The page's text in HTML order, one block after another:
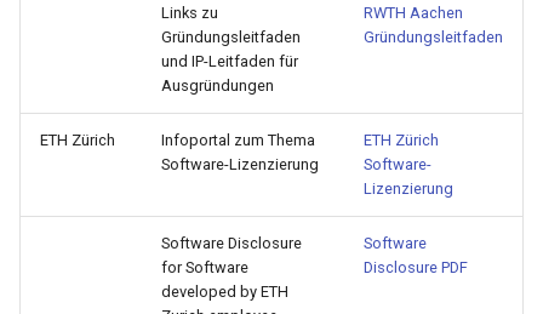
Links zu
Gründungsleitfaden
und IP-Leitfaden für
Ausgründungen
RWTH Aachen
Gründungsleitfaden
ETH Zürich
Infoportal zum Thema
Software-Lizenzierung
ETH Zürich
Software-
Lizenzierung
Software Disclosure
for Software
developed by ETH
Software
Disclosure PDF